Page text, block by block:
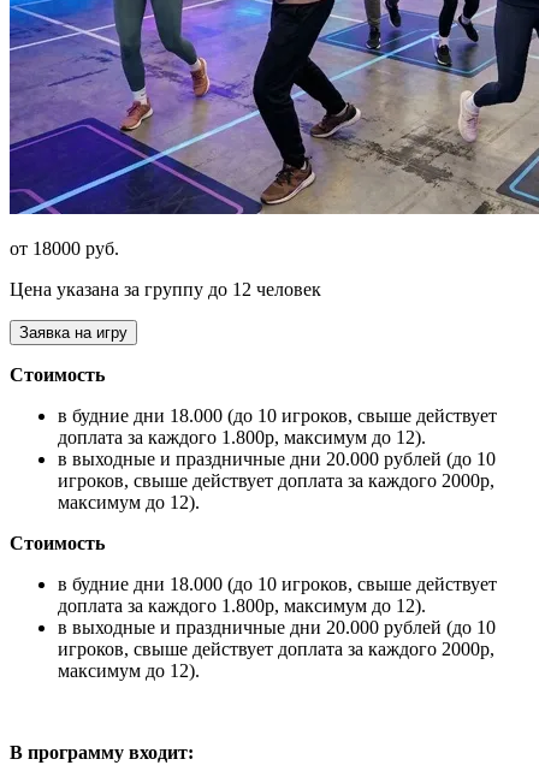
от 18000 руб.
Цена указана за группу до 12 человек
Заявка на игру
Стоимость
в будние дни 18.000 (до 10 игроков, свыше действует
доплата за каждого 1.800р, максимум до 12).
в выходные и праздничные дни 20.000 рублей (до 10
игроков, свыше действует доплата за каждого 2000р,
максимум до 12).
Стоимость
в будние дни 18.000 (до 10 игроков, свыше действует
доплата за каждого 1.800р, максимум до 12).
в выходные и праздничные дни 20.000 рублей (до 10
игроков, свыше действует доплата за каждого 2000р,
максимум до 12).
В программу входит: